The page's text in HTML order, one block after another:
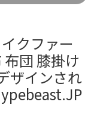
クファー
団 膝掛け
ザインされ